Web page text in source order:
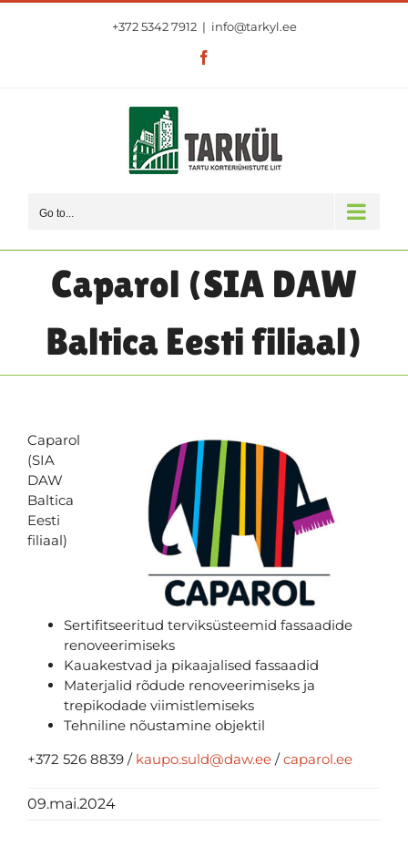
Skip
+372 5342 7912 | info@tarkyl.ee
Go to...
Caparol (SIA DAW
Baltica Eesti filiaal)
Caparol
(SIA
DAW
Baltica
Eesti
filiaal)
Sertifitseeritud terviksüsteemid fassaadide
renoveerimiseks
Kauakestvad ja pikaajalised fassaadid
Materjalid rõdude renoveerimiseks ja
trepikodade viimistlemiseks
Tehniline nõustamine objektil
+372 526 8839 / kaupo.suld@daw.ee /caparol.ee
09.mai.2024